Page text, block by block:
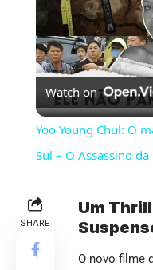
Watch on
Yoo Young Chul: O
Sul – O Assassino da
SHARE
Um
O novo filme